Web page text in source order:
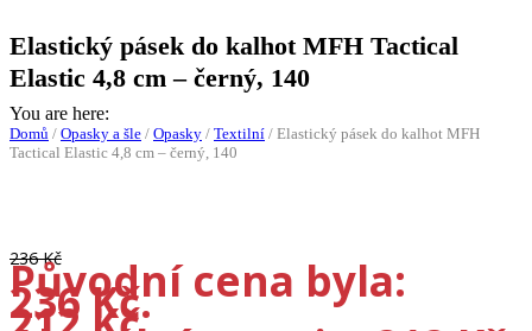
Elastický pásek do kalhot MFH Tactical
Elastic 4,8 cm – černý, 140
You are here:
Domů / Opasky a šle / Opasky / Textilní / Elastický pásek do kalhot MFH
Tactical Elastic 4,8 cm – černý, 140
236Kč
Původní cena byla:
236 Kč.